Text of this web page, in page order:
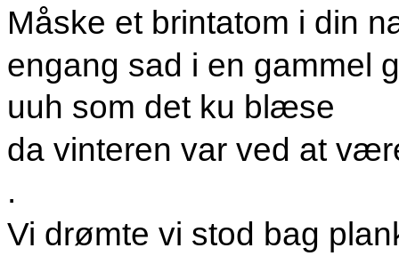
Måske et brintatom i din
engang sad i en gammel
uuh som det ku blæse
da vinteren var ved at
.
Vi drømte vi stod bag